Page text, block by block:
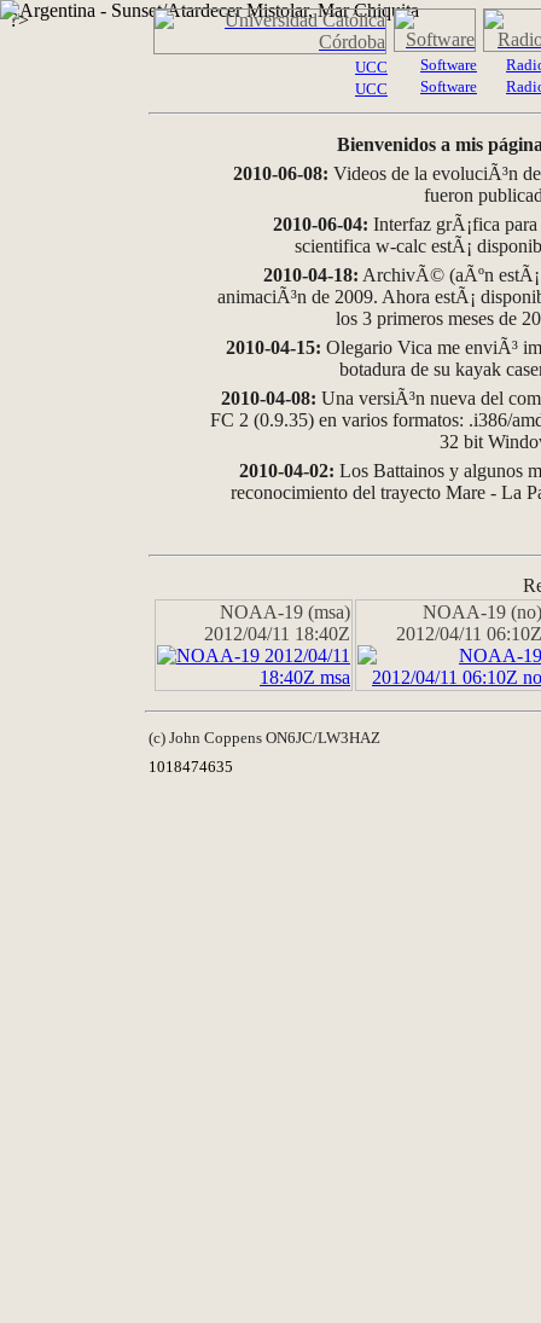
?>
UCC
UCC
Software
Software
Bienvenidos a mis
2010-06-08: Videos de la evoluciÃ³n
fueron
2010-06-04: Interfaz grÃ¡fica
scientifica w-calc estÃ¡
2010-04-18: ArchivÃ© (aÃºn
animaciÃ³n de 2009. Ahora estÃ¡
los 3 primeros meses de
2010-04-15: Olegario Vica me enviÃ³
botadura de su kayak
2010-04-08: Una versiÃ³n nueva del
FC 2 (0.9.35) en varios formatos: .i386/
32 bit
2010-04-02: Los Battainos y algunos
reconocimiento del trayecto Mare - La
NOAA-19 (msa)
2012/04/11 18:40Z
NOAA-19 (no)
2012/04/11 06:10Z
(c) John Coppens ON6JC/LW3HAZ
1018474635